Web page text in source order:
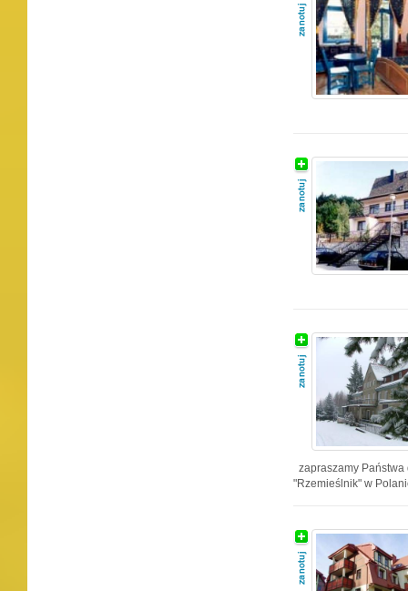
zapraszamy
"Rzemieślnik" w